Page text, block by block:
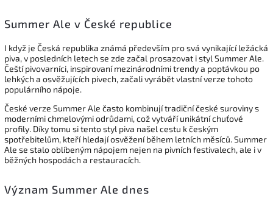
Summer Ale v České republice
I když je Česká republika známá především pro svá vynikající ležácká
piva, v posledních letech se zde začal prosazovat i styl Summer Ale.
Čeští pivovarníci, inspirovaní mezinárodními trendy a poptávkou po
lehkých a osvěžujících pivech, začali vyrábět vlastní verze tohoto
populárního nápoje.
České verze Summer Ale často kombinují tradiční české suroviny s
moderními chmelovými odrůdami, což vytváří unikátní chuťové
profily. Díky tomu si tento styl piva našel cestu k českým
spotřebitelům, kteří hledají osvěžení během letních měsíců. Summer
Ale se stalo oblíbeným nápojem nejen na pivních festivalech, ale i v
běžných hospodách a restauracích.
Význam Summer Ale dnes